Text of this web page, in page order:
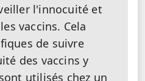
l'innocuité et
vaccins. Cela
de suivre
des vaccins y
utilisés chez un